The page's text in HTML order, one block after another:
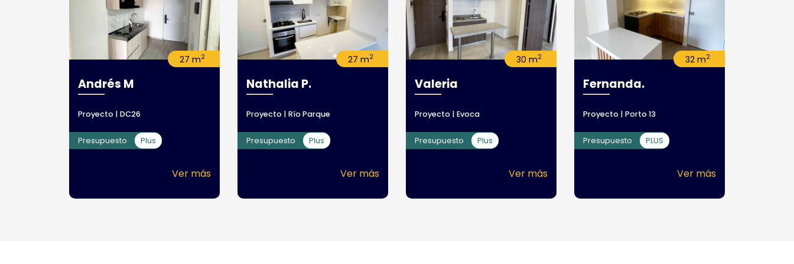
27 m2
Andrés M
Proyecto | DC26
Presupuesto Plus
Ver más
27 m2
Nathalia P.
Proyecto | Río Parque
Presupuesto Plus
Ver más
30 m2
Valeria
Proyecto | Evoca
Presupuesto Plus
Ver más
32 m2
Fernanda.
Proyecto | Porto 13
Presupuesto PLUS
Ver más